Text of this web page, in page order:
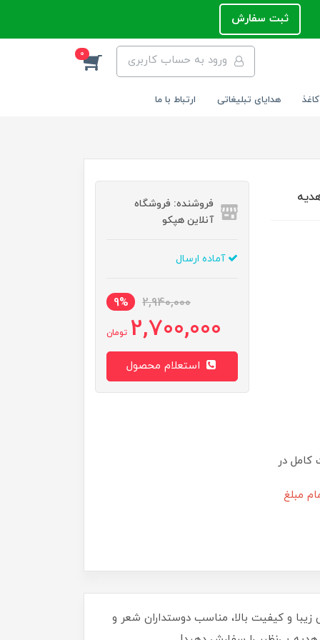
ثبت سفارش
ورود به حساب کاربری 0
هدایای تبلیغاتی ارتباط با ما
کامل در
مبلغ
فروشنده: فروشگاه
آنلاین هپکو
آماده ارسال
2,940,000
9%
2,700,000 تومان
این ست با طراحی زیبا و کیفیت بالا، مناسب دوستداران شعر و